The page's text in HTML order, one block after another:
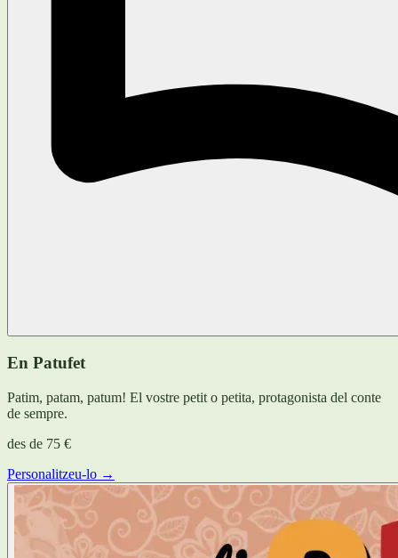
En Patufet
Patim, patam, patum! El vostre petit o petita, protagonista del conte
de sempre.
des de 75 €
Personalitzeu-lo →